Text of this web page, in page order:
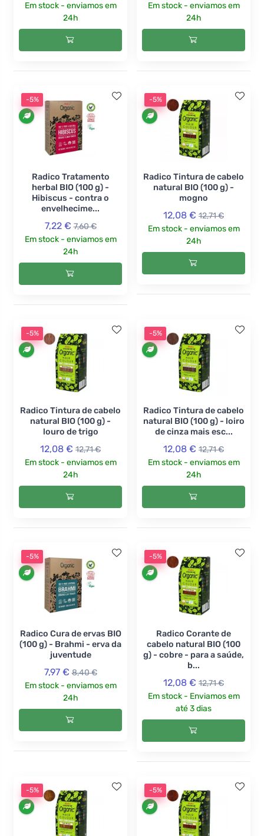
Em stock - enviamos em
24h
Em stock - enviamos em
24h
-5%
Radico Tratamento
herbal BIO (100 g) -
Hibiscus - contra o
envelhecime...
7,22 € 7,60 €
Em stock - enviamos em
24h
-5%
Radico Tintura de cabelo
natural BIO (100 g) -
mogno
12,08 € 12,71 €
Em stock - enviamos em
24h
-5%
Radico Tintura de cabelo
natural BIO (100 g) -
louro de trigo
12,08 € 12,71 €
Em stock - enviamos em
24h
-5%
Radico Tintura de cabelo
natural BIO (100 g) - loiro
de cinza mais esc...
12,08 € 12,71 €
Em stock - enviamos em
24h
-5%
Radico Cura de ervas BIO
(100 g) - Brahmi - erva da
juventude
7,97 € 8,40 €
Em stock - enviamos em
24h
-5%
Radico Corante de
cabelo natural BIO (100
g) - cobre - para a saúde,
b...
12,08 € 12,71 €
Em stock - Enviamos em
até 3 dias
-5% -5%